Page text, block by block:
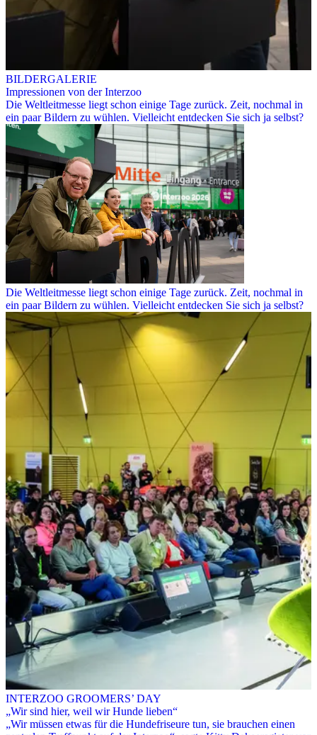
BILDERGALERIE
Impressionen von der Interzoo
Die Weltleitmesse liegt schon einige Tage zurück. Zeit, nochmal in
ein paar Bildern zu wühlen. Vielleicht entdecken Sie sich ja selbst?
Die Weltleitmesse liegt schon einige Tage zurück. Zeit, nochmal in
ein paar Bildern zu wühlen. Vielleicht entdecken Sie sich ja selbst?
INTERZOO GROOMERS’ DAY
„Wir sind hier, weil wir Hunde lieben“
„Wir müssen etwas für die Hundefriseure tun, sie brauchen einen